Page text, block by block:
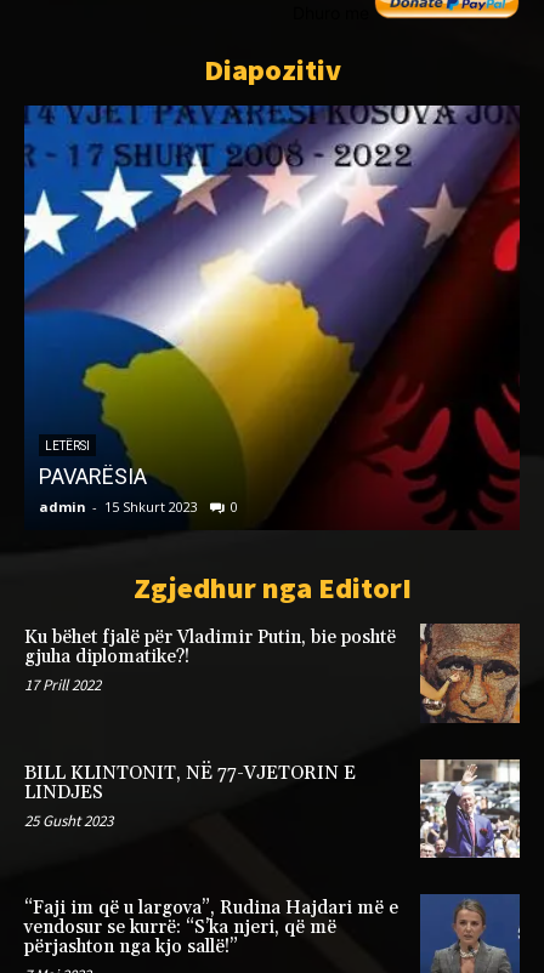
Diapozitiv
LETËRSI
PAVARËSIA
admin - 15 Shkurt 2023 0
Zgjedhur nga EditorI
Ku bëhet fjalë për Vladimir Putin, bie poshtë
gjuha diplomatike?!
17 Prill 2022
BILL KLINTONIT, NË 77-VJETORIN E
LINDJES
25 Gusht 2023
“Faji im që u largova”, Rudina Hajdari më e
vendosur se kurrë: “S’ka njeri, që më
përjashton nga kjo sallë!”